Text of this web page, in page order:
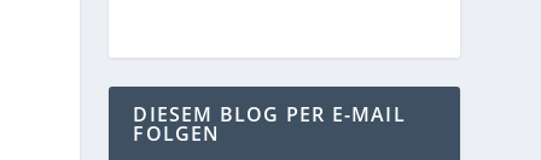
DIESEM BLOG PER E-MAIL
FOLGEN